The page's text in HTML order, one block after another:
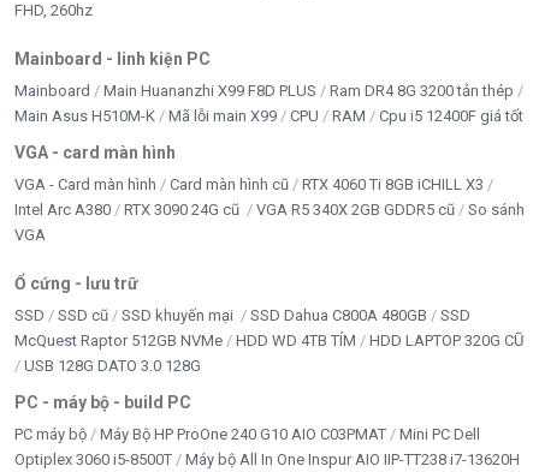
FHD, 260hz
Mainboard - linh kiện PC
Mainboard Main Huananzhi X99 F8D PLUS
Ram DR4 8G 3200 tản thép
Main Asus H510M-K
Mã lỗi main X99 CPU RAM Cpu i5 12400F giá tốt
VGA - card màn hình
VGA - Card màn hình Card màn hình cũ
RTX 4060 Ti 8GB iCHILL X3
Intel Arc A380
RTX 3090 24G cũ VGA R5 340X 2GB GDDR5 cũ
So sánh
VGA
Ổ cứng - lưu trữ
SSD SSD cũ SSD khuyến mại SSD Dahua C800A 480GB
SSD
McQuest Raptor 512GB NVMe
HDD WD 4TB TÍM
HDD LAPTOP 320G CŨ
USB 128G DATO 3.0 128G
PC - máy bộ - build PC
PC máy bộ Máy Bộ HP ProOne 240 G10 AIO C03PMAT
Mini PC Dell
Optiplex 3060 i5-8500T
Máy bộ All In One Inspur AIO IIP-TT238 i7-13620H